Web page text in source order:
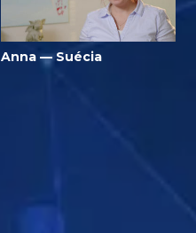
Anna — Suécia